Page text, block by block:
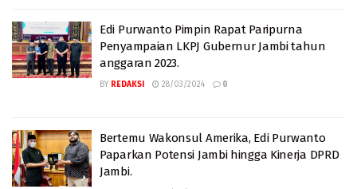
Edi Purwanto Pimpin Rapat Paripurna
Penyampaian LKPJ Gubernur Jambi tahun
anggaran 2023.
BY REDAKSI 28/03/2024 0
Bertemu Wakonsul Amerika, Edi Purwanto
Paparkan Potensi Jambi hingga Kinerja DPRD
Jambi.